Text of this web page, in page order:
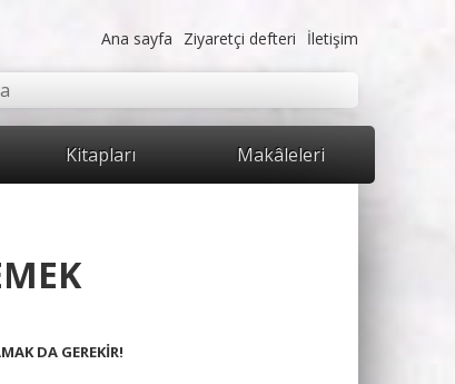
Ana sayfa Ziyaretçi defteri İletişim
Kitapları Makâleleri
DA GEREKİR!